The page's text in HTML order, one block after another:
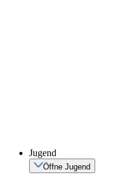
Jugend
Öffne Jugend